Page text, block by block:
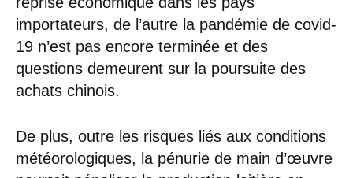
importateurs, de l’autre la pandémie de covid-
19 n’est pas encore terminée et des
questions demeurent sur la poursuite des
achats chinois.
De plus, outre les risques liés aux conditions
météorologiques, la pénurie de main d’œuvre